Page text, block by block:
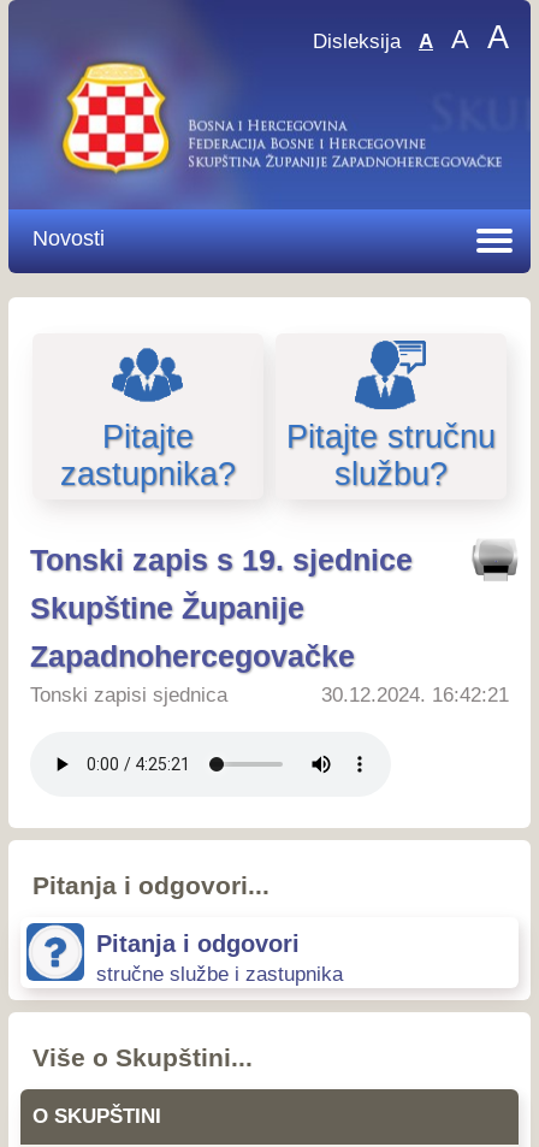
Disleksija A A A
Novosti
Pitajte
zastupnika?
Pitajte stručnu
službu?
Tonski zapis s 19. sjednice
Skupštine Županije
Zapadnohercegovačke
Tonski zapisi sjednica 30.12.2024. 16:42:21
Pitanja i odgovori...
Pitanja i odgovori
stručne službe i zastupnika
Više o Skupštini...
O SKUPŠTINI